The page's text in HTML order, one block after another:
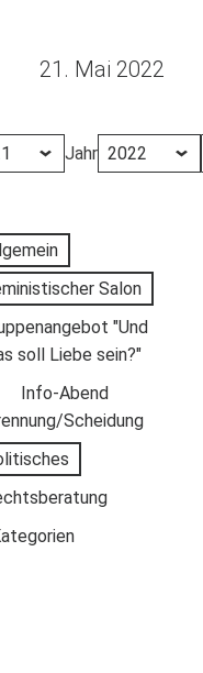
21. Mai 2022
Jahr
Salon
"Und
soll Liebe sein?"
Info-Abend
Scheidung